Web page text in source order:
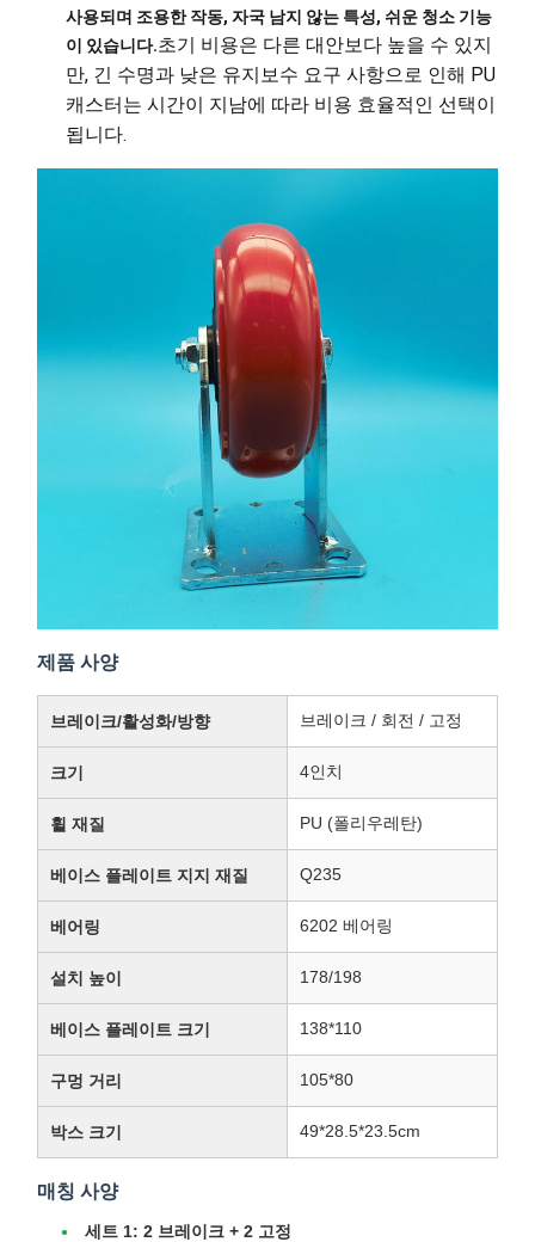
사용되며 조용한 작동, 자국 남지 않는 특성, 쉬운 청소 기능
이 있습니다.초기 비용은 다른 대안보다 높을 수 있지
만, 긴 수명과 낮은 유지보수 요구 사항으로 인해 PU
캐스터는 시간이 지남에 따라 비용 효율적인 선택이
됩니다.
제품 사양
브레이크/활성화/방향 브레이크 / 회전 / 고정
크기 4인치
휠 재질 PU (폴리우레탄)
베이스 플레이트 지지 재질 Q235
베어링 6202 베어링
설치 높이 178/198
베이스 플레이트 크기 138*110
구멍 거리 105*80
박스 크기 49*28.5*23.5cm
매칭 사양
세트 1: 2 브레이크 + 2 고정